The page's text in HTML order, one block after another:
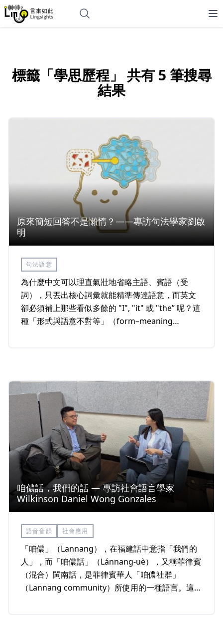
標籤「學思歷程」 共有 5 筆搜尋
結果
原來簡短回答不是懶惰？——專訪句法學家劉啟
明
句法語意
為什麼中文可以理直氣壯地省略主語、賓語（受
詞），只丟出核心詞彙就能精準傳達語意，而英文
卻必須補上那些看似多餘的 "I", "it" 或 "the” 呢？這
種「形式與語意不對等」（form–meaning
咱儂話，我們的話 — 專訪社會語言學家
Wilkinson Daniel Wong Gonzales
語音音韻 社會應用
「咱儂」（Lannang），在福建話中意指「我們的
人」，而「咱儂話」（Lánnang-uè），又稱菲律賓
（混合）閩南話，是菲律賓華人「咱儂社群」
（Lannang community）所使用的一種語言。這個